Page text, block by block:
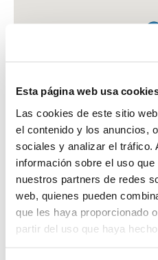
Esta página web usa
Las cookies de este sitio
el contenido y los anuncios,
sociales y analizar el tráfico.
información sobre el uso
nuestros partners de redes
web, quienes pueden
que les haya proporcionado
partir del uso que haya
FARMACIA FAJA
C. SANT FELIU, 36